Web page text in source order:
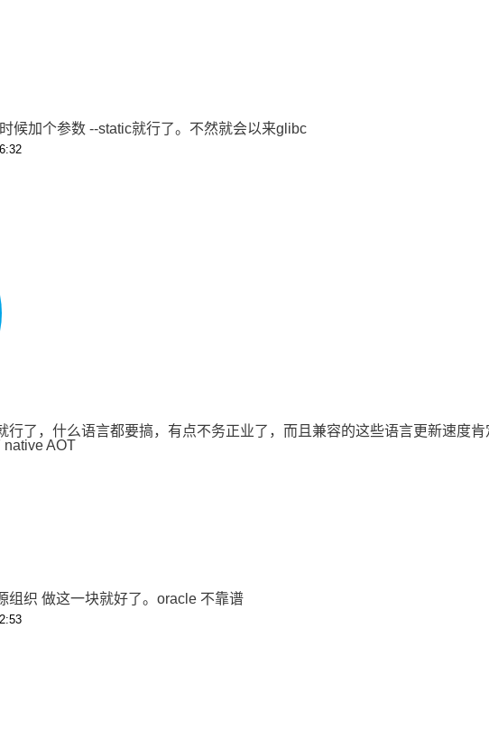
候加个参数 --static就行了。不然就会以来glibc
行了，什么语言都要搞，有点不务正业了，而且兼容的这些语言更新速度
native AOT
组织 做这一块就好了。oracle 不靠谱